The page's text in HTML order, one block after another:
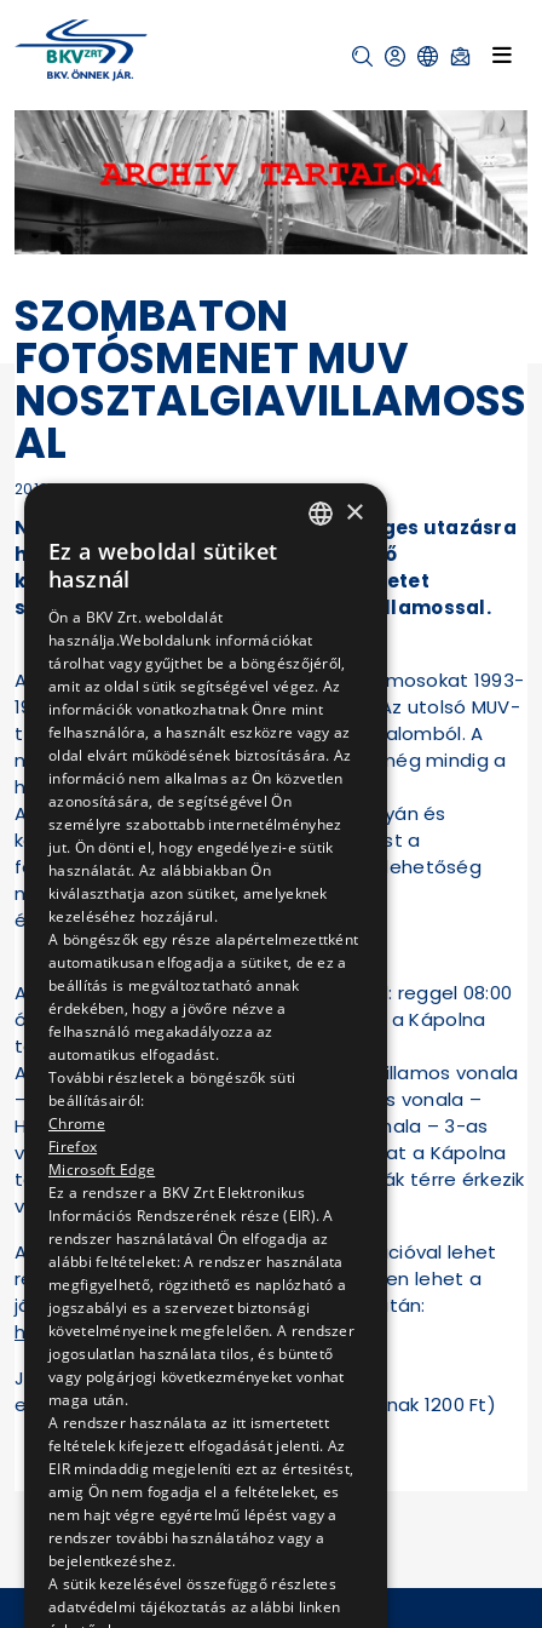
SZOMBATON
FOTÓSMENET MUV
NOSZTALGIAVILLAMOSS
AL
2018-11-14 12:43:39
November 17-én, szombaton különleges utazásra
hívjuk a fotózni, nosztalgiázni szerető
közlekedésbarátokat, újra fotósmenetet
szervezünk ezúttal MUV nosztalgiavillamossal.
A hatvanas évek elején gyártott UV villamosokat 1993-
1994-ben átalakították modernizálták. Az utolsó MUV-
t tizenöt éve, 2003-ban vonták ki a forgalomból. A
nemrég felújított villamos formájában még mindig a
hatvanas évek hangulatát idézi.
Az érdeklődők ezúttal Kispesten, Kőbányán és
környékén tehetnek hosszabb körutazást a
fotósmenet keretében. A megállókban lehetőség
nyílik a nosztalgiavillamos és a környék
érdekességeinek fotózására.
A nap folyamán összesen két járat indul: reggel 08:00
órakor és délután 13:00 órakor, melyekre a Kápolna
téren lehet felszállni.
A járatok útvonala: Kápolna tér – 3-as villamos vonala
– 52-es villamos vonala – 42-es villamos vonala –
Hofherr Albert utca – 42-es villamos vonala – 3-as
villamos vonala. A 08:00 órakor induló járat a Kápolna
térre, a 13:00 órakor induló járat a Bosnyák térre érkezik
vissza!
A rendezvényen csak előzetes regisztrációval lehet
részt venni! Regisztrálni a következő linken lehet a
járatindulás időpontjának kiválasztása után:
https://www.bkv.hu/hu/visits/58
Jegyár:
egy nosztalgia napijegy (2000 Ft, diákoknak 1200 Ft)
×
Ez a weboldal sütiket
használ
Ön a BKV Zrt. weboldalát
használja.Weboldalunk információkat
tárolhat vagy gyűjthet be a böngészőjéről,
amit az oldal sütik segítségével végez. Az
információk vonatkozhatnak Önre mint
felhasználóra, a használt eszközre vagy az
oldal elvárt működésének biztosítására. Az
információ nem alkalmas az Ön közvetlen
azonosítására, de segítségével Ön
személyre szabottabb internetélményhez
jut. Ön dönti el, hogy engedélyezi-e sütik
használatát. Az alábbiakban Ön
kiválaszthatja azon sütiket, amelyeknek
kezeléséhez hozzájárul.
A böngészők egy része alapértelmezettként
automatikusan elfogadja a sütiket, de ez a
beállítás is megváltoztatható annak
érdekében, hogy a jövőre nézve a
felhasználó megakadályozza az
automatikus elfogadást.
További részletek a böngészők süti
beállításairól:
Chrome
Firefox
Microsoft Edge
Ez a rendszer a BKV Zrt Elektronikus
Információs Rendszerének része (EIR). A
rendszer használatával Ön elfogadja az
alábbi feltételeket: A rendszer használata
megfigyelhető, rögzithető es naplózható a
jogszabályi es a szervezet biztonsági
követelményeinek megfelelően. A rendszer
jogosulatlan használata tilos, és büntető
vagy polgárjogi következményeket vonhat
maga után.
A rendszer használata az itt ismertetett
feltételek kifejezett elfogadását jelenti. Az
EIR mindaddig megjeleníti ezt az értesitést,
amig Ön nem fogadja el a feltételeket, es
nem hajt végre egyértelmű lépést vagy a
rendszer további használatához vagy a
bejelentkezéshez.
A sütik kezelésével összefüggő részletes
adatvédelmi tájékoztatás az alábbi linken